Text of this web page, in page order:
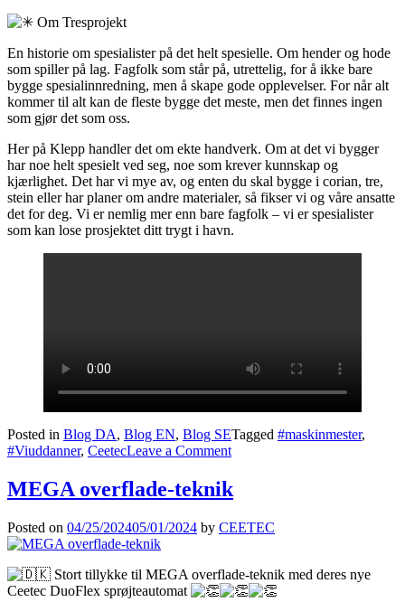
Om Tresprojekt
En historie om spesialister på det helt spesielle. Om hender og hode
som spiller på lag. Fagfolk som står på, utrettelig, for å ikke bare
bygge spesialinnredning, men å skape gode opplevelser. For når alt
kommer til alt kan de fleste bygge det meste, men det finnes ingen
som gjør det som oss.
Her på Klepp handler det om ekte handverk. Om at det vi bygger
har noe helt spesielt ved seg, noe som krever kunnskap og
kjærlighet. Det har vi mye av, og enten du skal bygge i corian, tre,
stein eller har planer om andre materialer, så fikser vi og våre ansatte
det for deg. Vi er nemlig mer enn bare fagfolk – vi er spesialister
som kan lose prosjektet ditt trygt i havn.
Posted in Blog DA, Blog EN, Blog SETagged #maskinmester,
#Viuddanner, CeetecLeave a Commenton
Treprosjekt
MEGA overflade-teknik
Posted on 04/25/202405/01/2024 by CEETEC
Stort tillykke til MEGA overflade-teknik med deres nye
Ceetec DuoFlex sprøjteautomat